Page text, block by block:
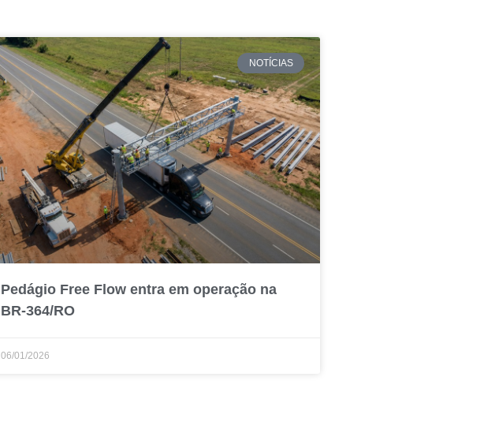
NOTÍCIAS
Pedágio Free Flow entra em operação na
BR-364/RO
06/01/2026